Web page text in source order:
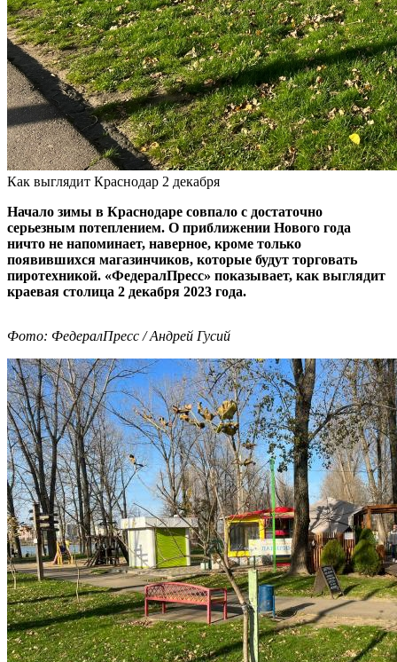
Как выглядит Краснодар 2 декабря
Начало зимы в Краснодаре совпало с достаточно
серьезным потеплением. О приближении Нового года
ничто не напоминает, наверное, кроме только
появившихся магазинчиков, которые будут торговать
пиротехникой. «ФедералПресс» показывает, как выглядит
краевая столица 2 декабря 2023 года.
Фото: ФедералПресс / Андрей Гусий